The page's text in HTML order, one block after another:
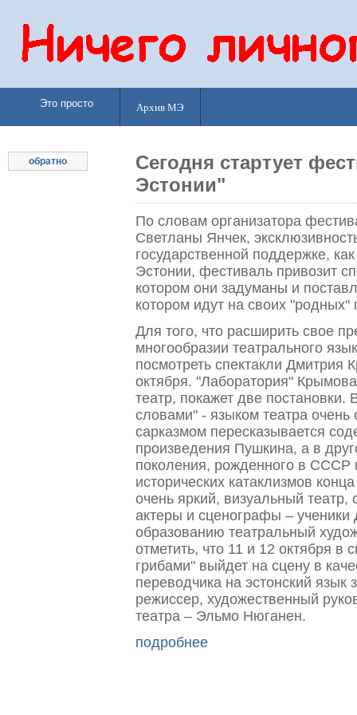
Это просто Архив МЭ
обратно
Сегодня стартует
Эстонии"
По словам организатора
Светланы Янчек,
государственной поддержке,
Эстонии, фестиваль привозит
котором они задуманы и
котором идут на своих
Для того, что расширить свое
многообразии театрального
посмотреть спектакли Дмитрия
октября. "Лаборатория"
театр, покажет две
словами" - языком театра
сарказмом пересказывается
произведения Пушкина, а в
поколения, рожденного в СССР
исторических катаклизмов
очень яркий, визуальный театр,
актеры и сценографы –
образованию театральный
отметить, что 11 и 12 октября в
грибами" выйдет на сцену в
переводчика на эстонский язык
режиссер, художественный
театра – Эльмо Нюганен.
подробнее